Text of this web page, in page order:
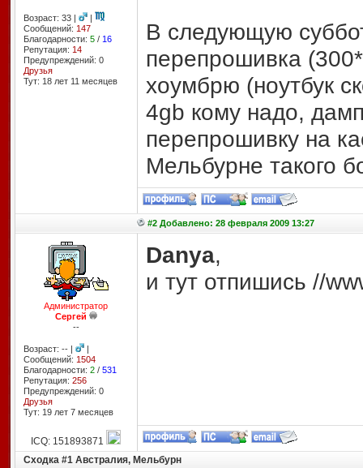
Возраст: 33 |
|
Сообщений: 147
Благодарности: 5/ 16
Репутация: 14
Предупреждений: 0
Друзья
Тут: 18 лет 11 месяцев
В следующую
перепрошивка
хоумбрю (ноутбук
4gb кому надо,
перепрошивку на
Мельбурне такого
#2 Добавлено: 28 февраля 2009 13:27
Администратор
Сергей
--
Возраст: -- |
|
Сообщений: 1504
Благодарности: 2/ 531
Репутация: 256
Предупреждений: 0
Друзья
Тут: 19 лет 7 месяцев
Danya,
и тут отпишись //
ICQ: 151893871
Сходка #1 Австралия, Мельбурн